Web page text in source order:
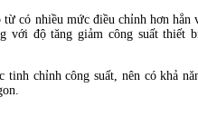
từ có nhiều mức điều chỉnh hơn hẳn
với độ tăng giảm công suất thiết
chỉnh công suất, nên có khả